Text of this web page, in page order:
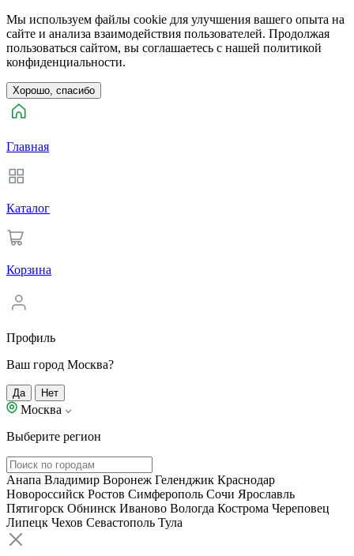
Мы используем файлы cookie для улучшения вашего опыта на
сайте и анализа взаимодействия пользователей. Продолжая
пользоваться сайтом, вы соглашаетесь с нашей политикой
конфиденциальности.
Хорошо, спасибо
Главная
Каталог
Корзина
Профиль
Ваш город Москва?
Да Нет
Москва
Выберите регион
Анапа Владимир Воронеж Геленджик Краснодар
Новороссийск Ростов Симферополь Сочи Ярославль
Пятигорск Обнинск Иваново Вологда Кострома Череповец
Липецк Чехов Севастополь Тула